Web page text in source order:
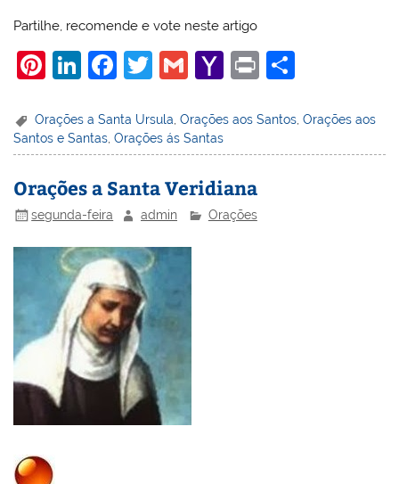
Partilhe, recomende e vote neste artigo
Pi
er
e
st
Li
k
e
dI
n
F
c
e
b
o
k
T
itt
er
G
ai
l
Y
h
o
o
M
Pr
t
ar
e
Orações a Santa Ursula ,Orações aos Santos ,Orações aos
Santos e Santas,Orações ás Santas
Orações a Santa Veridiana
segunda-feira admin Orações